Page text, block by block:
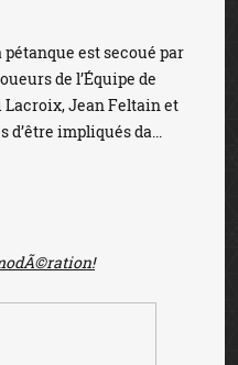
est secoué par
de l’Équipe de
Lacroix, Jean Feltain et
d’être impliqués da...